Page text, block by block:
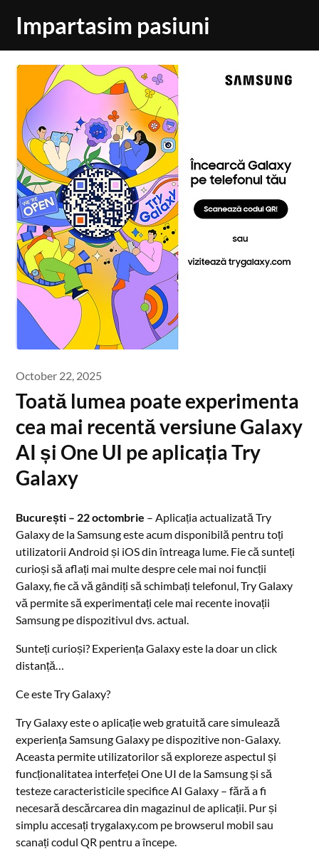
Impartasim pasiuni
October 22, 2025
Toată lumea poate experimenta
cea mai recentă versiune Galaxy
AI și One UI pe aplicația Try
Galaxy
București – 22 octombrie – Aplicația actualizată Try
Galaxy de la Samsung este acum disponibilă pentru toți
utilizatorii Android și iOS din întreaga lume. Fie că sunteți
curioși să aflați mai multe despre cele mai noi funcții
Galaxy, fie că vă gândiți să schimbați telefonul, Try Galaxy
vă permite să experimentați cele mai recente inovații
Samsung pe dispozitivul dvs. actual.
Sunteți curioși? Experiența Galaxy este la doar un click
distanță…
Ce este Try Galaxy?
Try Galaxy este o aplicație web gratuită care simulează
experiența Samsung Galaxy pe dispozitive non-Galaxy.
Aceasta permite utilizatorilor să exploreze aspectul și
funcționalitatea interfeței One UI de la Samsung și să
testeze caracteristicile specifice AI Galaxy – fără a fi
necesară descărcarea din magazinul de aplicații. Pur și
simplu accesați trygalaxy.com pe browserul mobil sau
scanați codul QR pentru a începe.